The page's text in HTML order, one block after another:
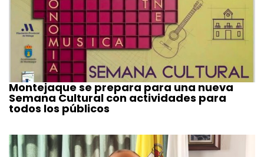
Montejaque se prepara para una nueva
Semana Cultural con actividades para
todos los públicos